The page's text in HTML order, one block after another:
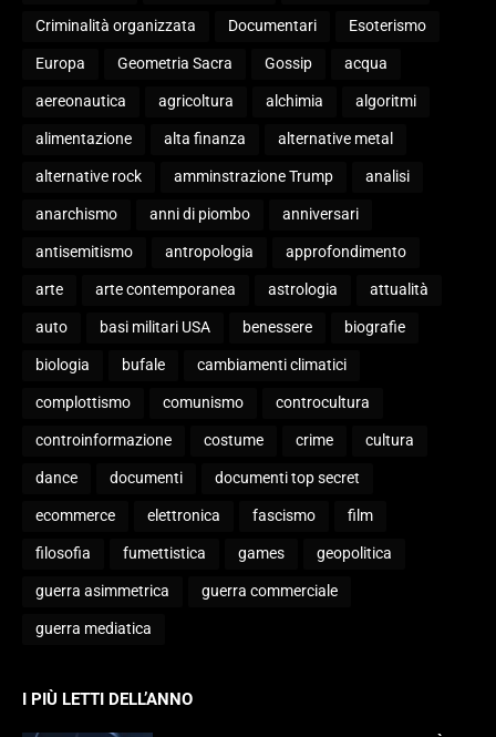
Criminalità organizzata Documentari Esoterismo
Europa Geometria Sacra Gossip acqua
aereonautica agricoltura alchimia algoritmi
alimentazione alta finanza alternative metal
alternative rock amminstrazione Trump analisi
anarchismo anni di piombo anniversari
antisemitismo antropologia approfondimento
arte arte contemporanea astrologia attualità
auto basi militari USA benessere biografie
biologia bufale cambiamenti climatici
complottismo comunismo controcultura
controinformazione costume crime cultura
dance documenti documenti top secret
ecommerce elettronica fascismo film
filosofia fumettistica games geopolitica
guerra asimmetrica guerra commerciale
guerra mediatica
I PIÙ LETTI DELL’ANNO